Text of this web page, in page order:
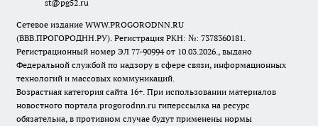
st@pg52.ru
Сетевое издание WWW.PROGORODNN.RU
(ВВВ.ПРОГОРОДНН.РУ). Регистрация РКН: №: 7378360181.
Регистрационный номер ЭЛ 77-90994 от 10.03.2026., выдано
Федеральной службой по надзору в сфере связи, информационных
технологий и массовых коммуникаций.
Возрастная категория сайта 16+. При использовании материалов
новостного портала progorodnn.ru гиперссылка на ресурс
обязательна, в противном случае будут применены нормы